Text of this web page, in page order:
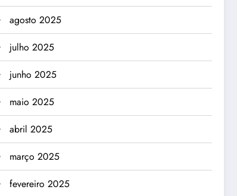
agosto 2025
julho 2025
junho 2025
maio 2025
abril 2025
março 2025
fevereiro 2025